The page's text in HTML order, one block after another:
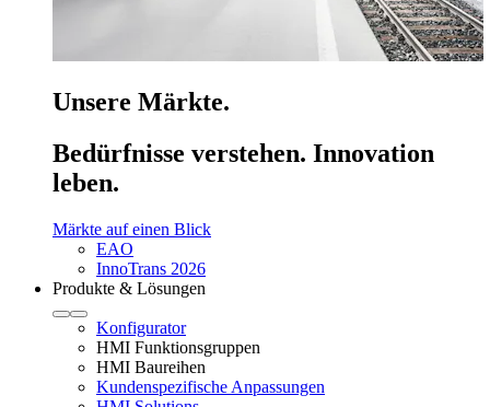
Unsere Märkte.
Bedürfnisse verstehen. Innovation
leben.
Märkte auf einen Blick
EAO
InnoTrans 2026
Produkte & Lösungen
Konfigurator
HMI Funktionsgruppen
HMI Baureihen
Kundenspezifische Anpassungen